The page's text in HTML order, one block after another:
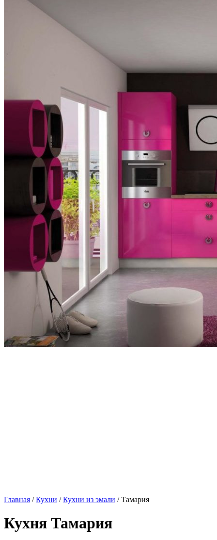
Главная /Кухни /Кухни из эмали / Тамария
Кухня Тамария